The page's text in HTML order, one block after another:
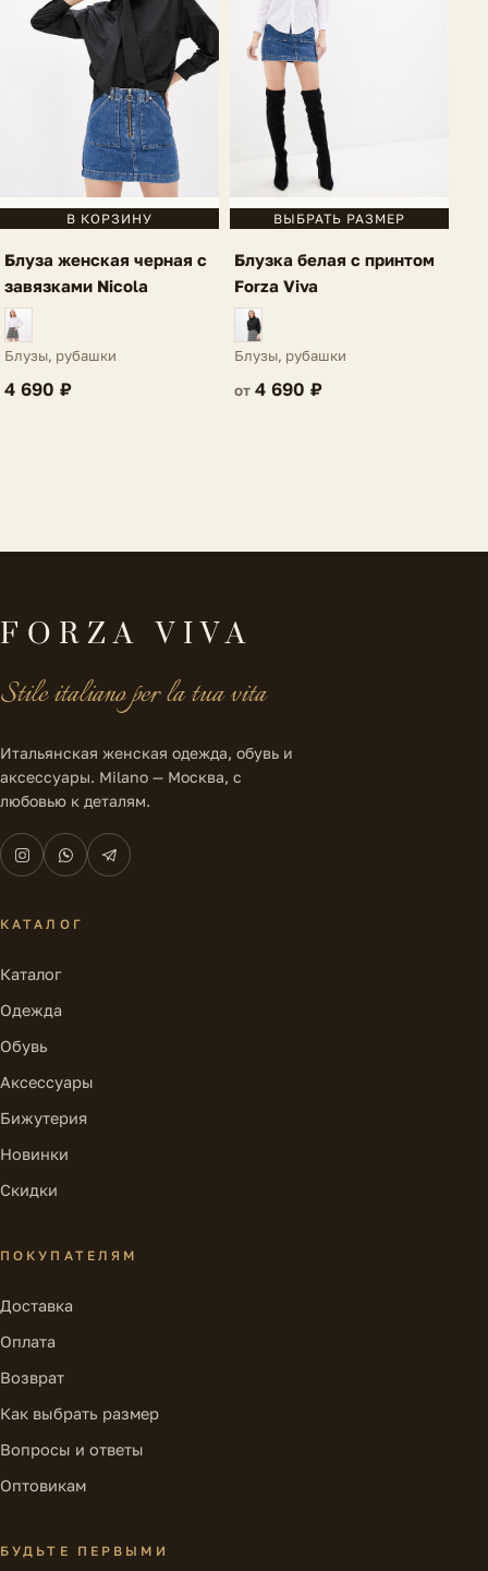
В КОРЗИНУ
Блуза женская черная с
завязками Nicola
Блузы, рубашки
4 690 ₽
ВЫБРАТЬ РАЗМЕР
Блузка белая с принтом
Forza Viva
Блузы, рубашки
от4 690 ₽
FORZA VIVA
Stile italiano per la tua vita
Итальянская женская одежда, обувь и
аксессуары. Milano — Москва, с
любовью к деталям.
КАТАЛОГ
Каталог
Одежда
Обувь
Аксессуары
Бижутерия
Новинки
Скидки
ПОКУПАТЕЛЯМ
Доставка
Оплата
Возврат
Как выбрать размер
Вопросы и ответы
Оптовикам
БУДЬТЕ ПЕРВЫМИ